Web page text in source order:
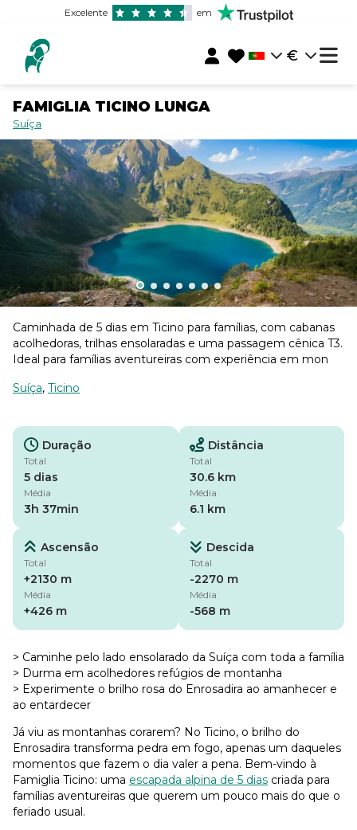
Excelente em
€
FAMIGLIA TICINO LUNGA
Suíça
Caminhada de 5 dias em Ticino para famílias, com cabanas
acolhedoras, trilhas ensolaradas e uma passagem cênica T3.
Ideal para famílias aventureiras com experiência em mon
Suíça, Ticino
Duração
Total
5 dias
Média
3h 37min
Distância
Total
30.6 km
Média
6.1 km
Ascensão
Total
+2130 m
Média
+426 m
Descida
Total
-2270 m
Média
-568 m
> Caminhe pelo lado ensolarado da Suíça com toda a família
> Durma em acolhedores refúgios de montanha
> Experimente o brilho rosa do Enrosadira ao amanhecer e
ao entardecer
Já viu as montanhas corarem? No Ticino, o brilho do
Enrosadira transforma pedra em fogo, apenas um daqueles
momentos que fazem o dia valer a pena. Bem-vindo à
Famiglia Ticino: uma escapada alpina de 5 dias criada para
famílias aventureiras que querem um pouco mais do que o
feriado usual.